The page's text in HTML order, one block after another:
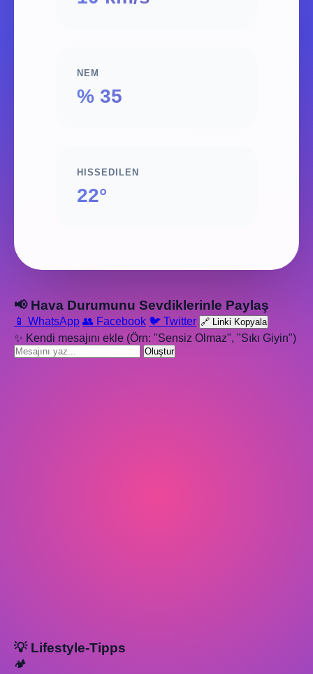
NEM
% 35
HISSEDILEN
22°
📢 Hava Durumunu Sevdiklerinle Paylaş
📱 WhatsApp 👥 Facebook 🐦 Twitter 🔗 Linki Kopyala
✨ Kendi mesajını ekle (Örn: "Sensiz Olmaz", "Sıkı Giyin")
Oluştur
💡 Lifestyle-Tipps
🏕️